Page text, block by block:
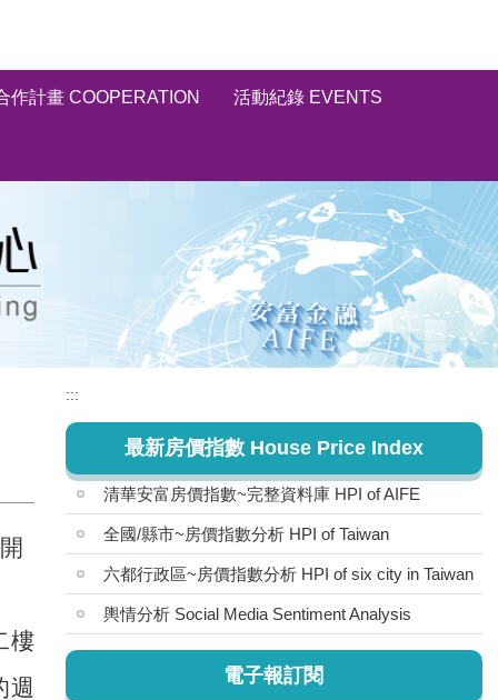
作計畫 COOPERATION 活動紀錄 EVENTS
樓
週
:::
最新房價指數 House Price Index
清華安富房價指數~完整資料庫 HPI of AIFE
全國/縣市~房價指數分析 HPI of Taiwan
六都行政區~房價指數分析 HPI of six city in Taiwan
輿情分析 Social Media Sentiment Analysis
電子報訂閱